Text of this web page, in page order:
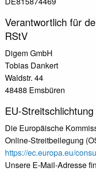
Verantwortlich für
RStV
Digem GmbH
Tobias Dankert
Waldstr. 44
48488 Emsbüren
EU-Streitschlichtung
Die Europäische
Online-Streitbeilegung
https://ec.europa.eu/
Unsere E-Mail-Adresse